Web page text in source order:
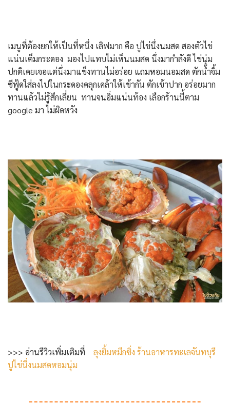
เมนูที่ต้องยกให้เป็นที่หนึ่ง เลิฟมาก คือ ปูไข่นึ่งนมสด สองตัวไข่
แน่นเต็มกระดอง มองไปแทบไม่เห็นนมสด นึ่งมากำลังดี ไข่นุ่ม
ปกติเคยเจอแต่นึ่งมาแข็งทานไม่อร่อย แถมหอมนอมสด ตักน้ำจิ้ม
ซีฟู้ดใส่ลงไปในกระดองคลุกเคล้าให้เข้ากัน ตักเข้าปาก อร่อยมาก
ทานแล้วไม่รู้สึกเลี่ยน ทานจนอิ่มแน่นท้อง เลือกร้านนี้ตาม
google มา ไม่ผิดหวัง
>>> อ่านรีวิวเพิ่มเติมที่ ลุงยิ้มหมึกซิ่ง ร้านอาหารทะเลจันทบุรี
ปูไข่นึ่งนมสดหอมนุ่ม